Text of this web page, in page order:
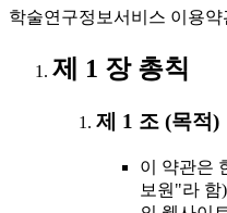
학술연구정보서비스 이용약
제 1 장 총칙
제 1 조 (목적)
이 약관은
보원"라